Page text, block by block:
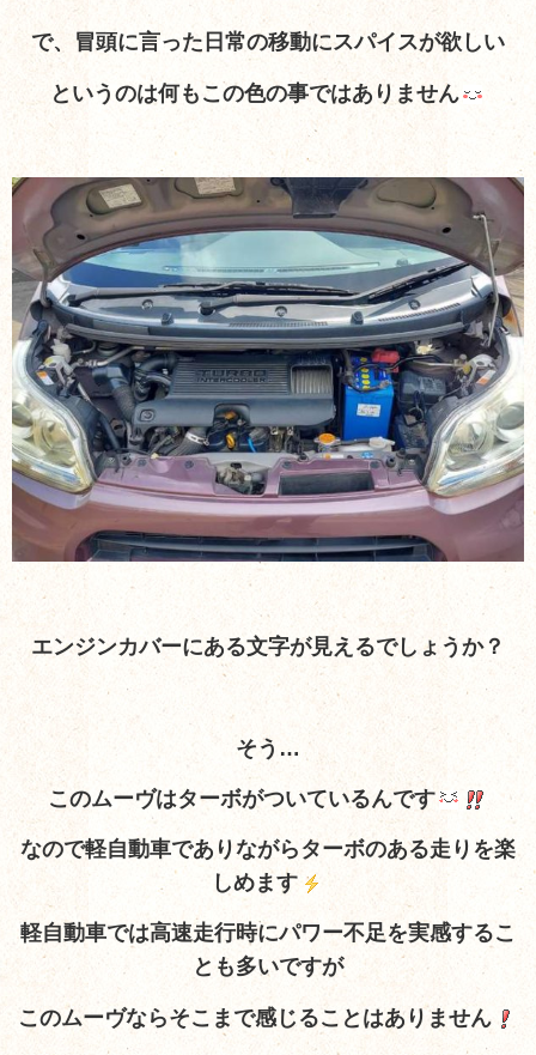
で、冒頭に言った日常の移動にスパイスが欲しい
というのは何もこの色の事ではありません
エンジンカバーにある文字が見えるでしょうか？
そう…
このムーヴはターボがついているんです
なので軽自動車でありながらターボのある走りを楽
しめます
軽自動車では高速走行時にパワー不足を実感するこ
とも多いですが
このムーヴならそこまで感じることはありません